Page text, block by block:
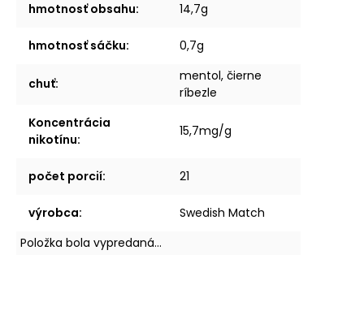
hmotnosť obsahu: 14,7g
hmotnosť sáčku: 0,7g
chuť:
mentol, čierne
ríbezle
Koncentrácia
nikotínu:
15,7mg/g
počet porcií: 21
výrobca:
Swedish Match
Položka bola vypredaná…